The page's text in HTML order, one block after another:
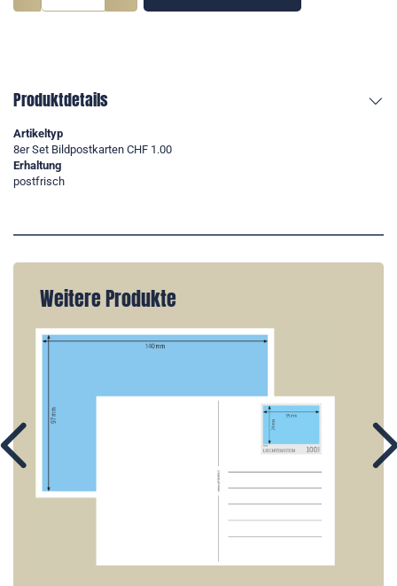
Produktdetails
Artikeltyp
8er Set Bildpostkarten CHF 1.00
Erhaltung
postfrisch
Weitere Produkte